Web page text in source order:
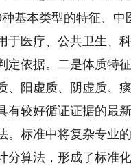
本类型的特征、中
于医疗、公共卫生、
定依据。二是体质特
、阳虚质、阴虚质、
有较好循证证据的最
标准中将复杂专业
分算法，形成了标准